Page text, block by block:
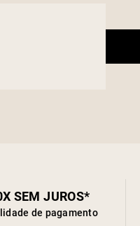
SEM JUROS*
de pagamento